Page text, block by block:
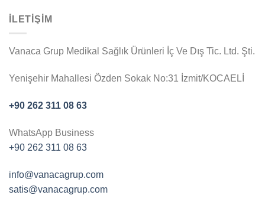
İLETİŞİM
Vanaca Grup Medikal Sağlık Ürünleri İç Ve Dış Tic. Ltd. Şti.
Yenişehir Mahallesi Özden Sokak No:31 İzmit/KOCAELİ
+90 262 311 08 63
WhatsApp Business
+90 262 311 08 63
info@vanacagrup.com
satis@vanacagrup.com